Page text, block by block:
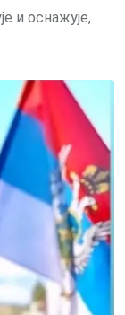
и оснажује,